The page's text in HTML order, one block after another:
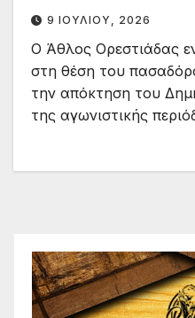
9 ΙΟΥΛΊΟΥ, 2026
Ο Άθλος Ορεστιάδας
στη θέση του
την απόκτηση του
της αγωνιστικής